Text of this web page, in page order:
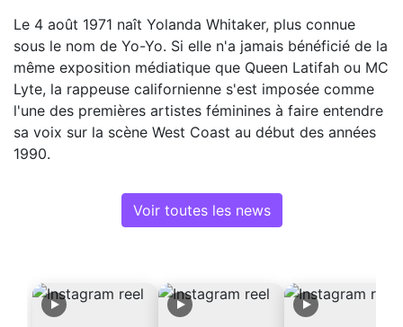
Le 4 août 1971 naît Yolanda Whitaker, plus connue
sous le nom de Yo-Yo. Si elle n'a jamais bénéficié de la
même exposition médiatique que Queen Latifah ou MC
Lyte, la rappeuse californienne s'est imposée comme
l'une des premières artistes féminines à faire entendre
sa voix sur la scène West Coast au début des années
1990.
Voir toutes les news